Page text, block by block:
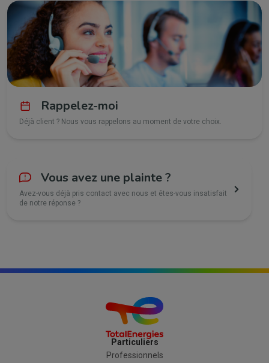
Rappelez-moi
Déjà client ? Nous vous rappelons au moment de votre choix.
Vous avez une plainte ?
Avez-vous déjà pris contact avec nous et êtes-vous insatisfait
de notre réponse ?
Particuliers
Professionnels